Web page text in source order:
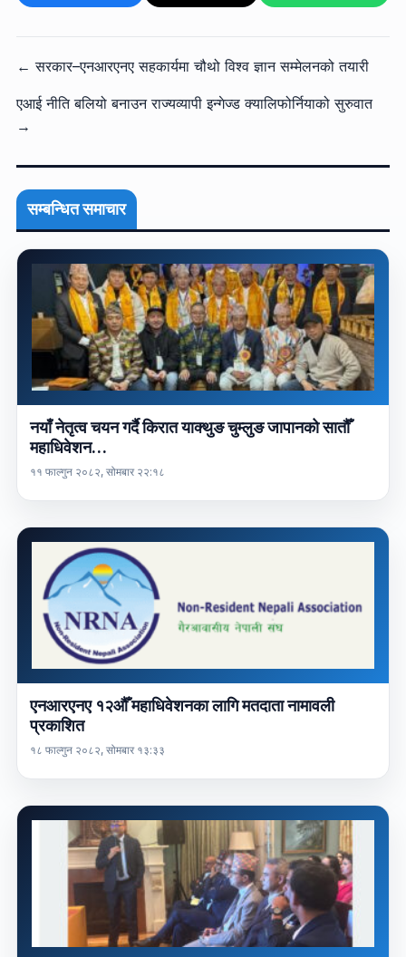
← सरकार–एनआरएनए सहकार्यमा चौथो विश्व ज्ञान सम्मेलनको तयारी
एआई नीति बलियो बनाउन राज्यव्यापी इन्गेज्ड क्यालिफोर्नियाको सुरुवात
→
सम्बन्धित समाचार
नयाँ नेतृत्व चयन गर्दै किरात याक्थुङ चुम्लुङ जापानको सातौँ
महाधिवेशन…
११ फाल्गुन २०८२, सोमबार २२:१८
एनआरएनए १२औँ महाधिवेशनका लागि मतदाता नामावली
प्रकाशित
१८ फाल्गुन २०८२, सोमबार १३:३३